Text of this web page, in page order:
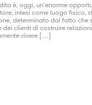
è, oggi, un’enorme
intesi come luogo fisico,
determinato dal fatto che
clienti di costruire relazioni
vivere […]